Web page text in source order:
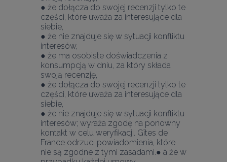
● że dołącza do swojej recenzji tylko te
części, które uważa za interesujące dla
siebie,
● że nie znajduje się w sytuacji konfliktu
interesów,
● że ma osobiste doświadczenia z
konsumpcją w dniu, za który składa
swoją recenzję,
● że dołącza do swojej recenzji tylko te
części, które uważa za interesujące dla
siebie,
● że nie znajduje się w sytuacji konfliktu
interesów; wyraża zgodę na ponowny
kontakt w celu weryfikacji. Gîtes de
France odrzuci powiadomienia, które
nie są zgodne z tymi zasadami.● à że w